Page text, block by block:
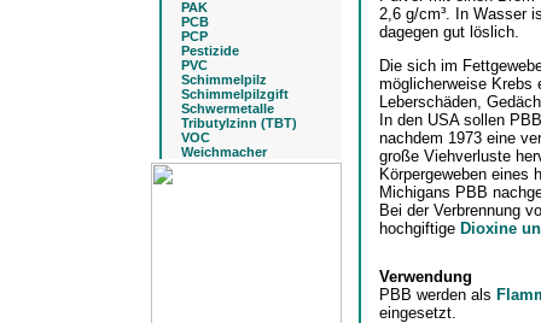
PAK
PCB
PCP
Pestizide
PVC
Schimmelpilz
Schimmelpilzgift
Schwermetalle
Tributylzinn (TBT)
VOC
Weichmacher
2,6 g/cm³. In Wasser
dagegen gut löslich.
Die sich im
möglicherweise Krebs
Leberschäden,
In den USA sollen
nachdem 1973 eine
große Viehverluste
Körpergeweben eines
Michigans PBB
Bei der Verbrennung
hochgiftige Dioxine
Verwendung
PBB werden als
eingesetzt.